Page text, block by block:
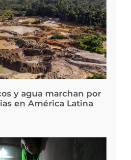
y agua marchan por
en América Latina